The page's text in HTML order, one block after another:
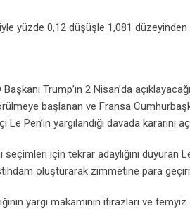
yüzde 0,12 düşüşle 1,081
Trump’ın 2 Nisan’da
başlanan ve Fransa
Pen’in yargılandığı davada kararını
seçimleri için tekrar adaylığını
oluşturarak zimmetine para
yargı makamının itirazları ve